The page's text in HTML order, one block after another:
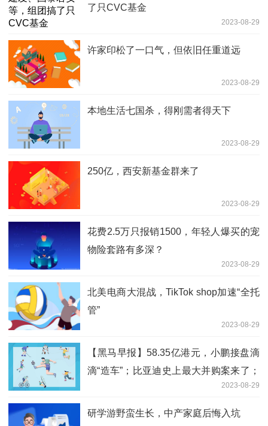
了只CVC基金
2023-08-29
许家印松了一口气，但依旧任重道远
2023-08-29
本地生活七国杀，得刚需者得天下
2023-08-29
250亿，西安新基金群来了
2023-08-29
花费2.5万只报销1500，年轻人爆买的宠
物险套路有多深？
2023-08-29
北美电商大混战，TikTok shop加速“全托
管”
2023-08-29
【黑马早报】58.35亿港元，小鹏接盘滴
滴“造车”；比亚迪史上最大并购案来了；
董明珠怒斥员工吃着碗里看着锅里；家乐
福广深门店已全部关闭...
2023-08-29
研学游野蛮生长，中产家庭后悔入坑